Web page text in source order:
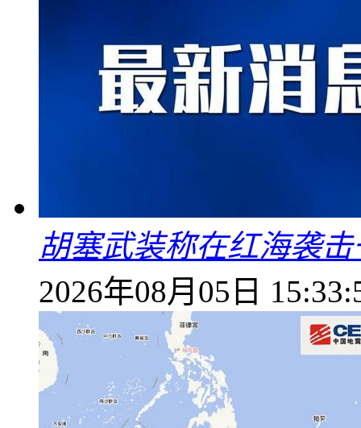
胡塞武装称在红海袭
2026年08月05日